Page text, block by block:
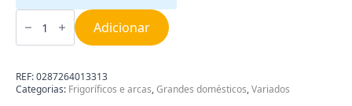
Quantidade
de
Descongelador
TMDE625ZF1
6H
Adicionar
REF:0287264013313
Categorias: Frigoríficos e arcas,Grandes domésticos,Variados